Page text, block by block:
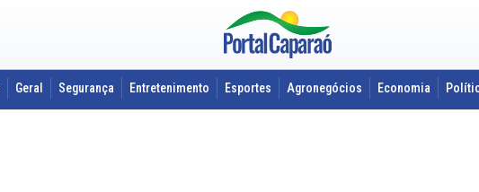
Geral Segurança Entretenimento Esportes Agronegócios Economia